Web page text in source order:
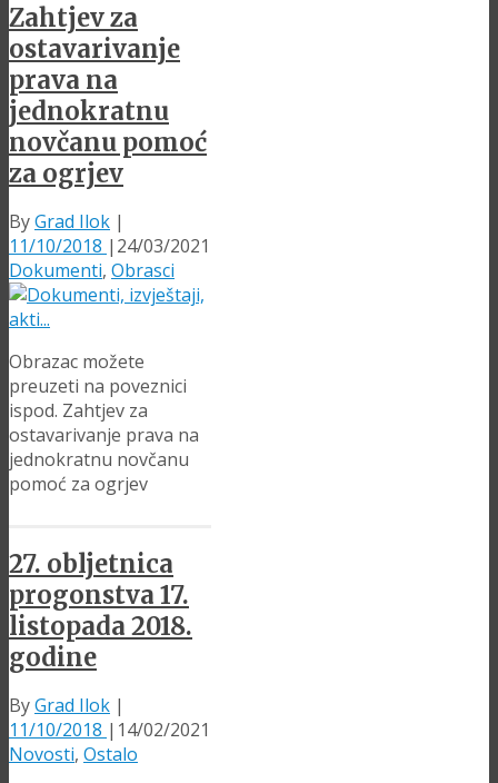
Zahtjev za
ostavarivanje
prava na
jednokratnu
novčanu pomoć
za ogrjev
ByGrad Ilok |
11/10/2018 | 24/03/2021
Dokumenti, Obrasci
Obrazac možete
preuzeti na poveznici
ispod. Zahtjev za
ostavarivanje prava na
jednokratnu novčanu
pomoć za ogrjev
27. obljetnica
progonstva 17.
listopada 2018.
godine
ByGrad Ilok |
11/10/2018 | 14/02/2021
Novosti, Ostalo